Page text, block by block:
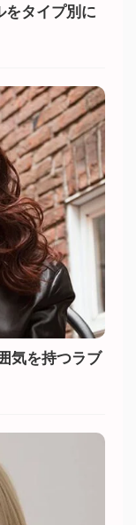
をタイプ別に
気を持つラブ